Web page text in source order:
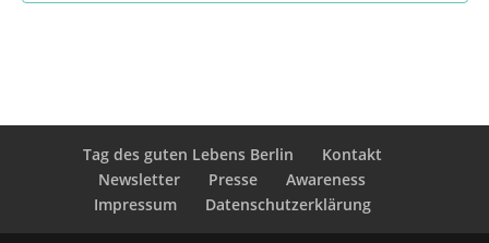
Tag des guten Lebens Berlin
Kontakt
Newsletter
Presse
Awareness
Impressum
Datenschutzerklärung